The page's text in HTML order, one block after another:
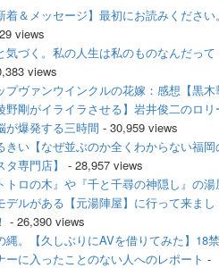
着＆メッセージ】最初にお読みください。
views
気づく。私の人生は私のものなんだって
views
プヴァンウインクルの花嫁：感想【黒木
野剛がイライラさせる】岩井俊二のロリ
が爆発する三時間 - 30,959 views
きい【なぜ並ぶのか全くわからない福岡
タ専門店】
- 28,957 views
トロの木』や『千と千尋の神隠し』の湯
デルがある【元湯陣屋】に行って来まし
- 26,390 views
縄。【久しぶりにAVを借りてみた】18
ーに入ったことのない人へのレポート -